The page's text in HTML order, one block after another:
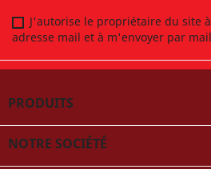
J'autorise le propriétaire du site
adresse mail et à m'envoyer par
PRODUITS
NOTRE SOCIÉTÉ